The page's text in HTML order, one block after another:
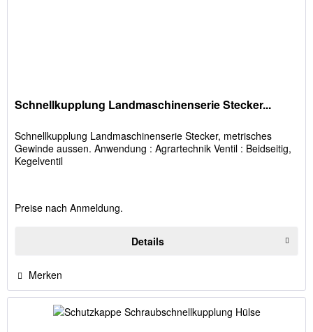
Schnellkupplung Landmaschinenserie Stecker...
Schnellkupplung Landmaschinenserie Stecker, metrisches
Gewinde aussen. Anwendung : Agrartechnik Ventil : Beidseitig,
Kegelventil
Preise nach Anmeldung.
Details
Merken